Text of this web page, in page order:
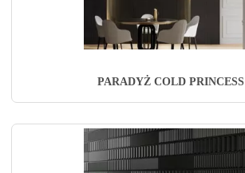
PARADYŻ COLD PRINCESS